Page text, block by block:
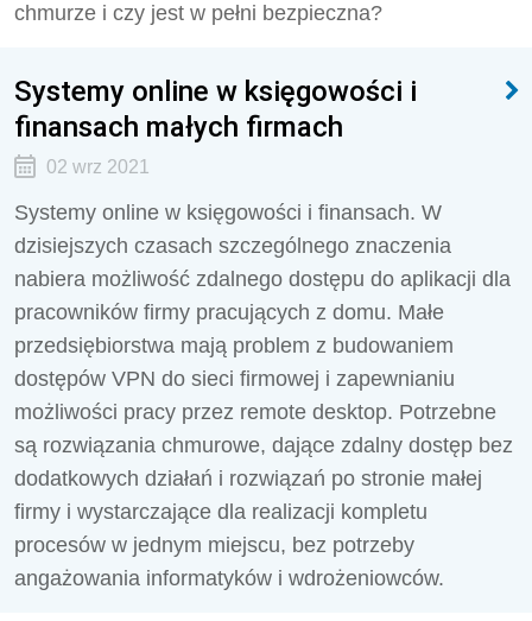
chmurze i czy jest w pełni bezpieczna?
Systemy online w księgowości i
finansach małych firmach
02 wrz 2021
Systemy online w księgowości i finansach. W
dzisiejszych czasach szczególnego znaczenia
nabiera możliwość zdalnego dostępu do aplikacji dla
pracowników firmy pracujących z domu. Małe
przedsiębiorstwa mają problem z budowaniem
dostępów VPN do sieci firmowej i zapewnianiu
możliwości pracy przez remote desktop. Potrzebne
są rozwiązania chmurowe, dające zdalny dostęp bez
dodatkowych działań i rozwiązań po stronie małej
firmy i wystarczające dla realizacji kompletu
procesów w jednym miejscu, bez potrzeby
angażowania informatyków i wdrożeniowców.